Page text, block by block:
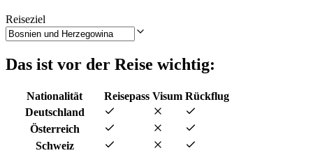
Reiseziel
Das ist vor der Reise wichtig:
Nationalität Reisepass Visum Rückflug
Deutschland
Österreich
Schweiz